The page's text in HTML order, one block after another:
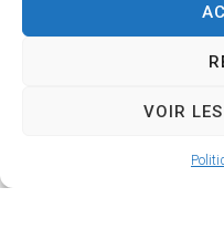
VOIR
De rendre son
CV accessible à